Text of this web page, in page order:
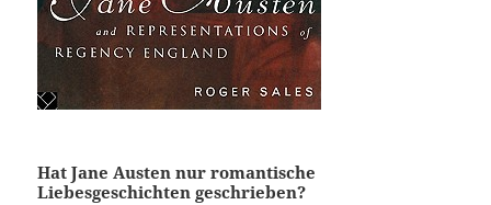
Hat Jane Austen nur romantische
Liebesgeschichten geschrieben?